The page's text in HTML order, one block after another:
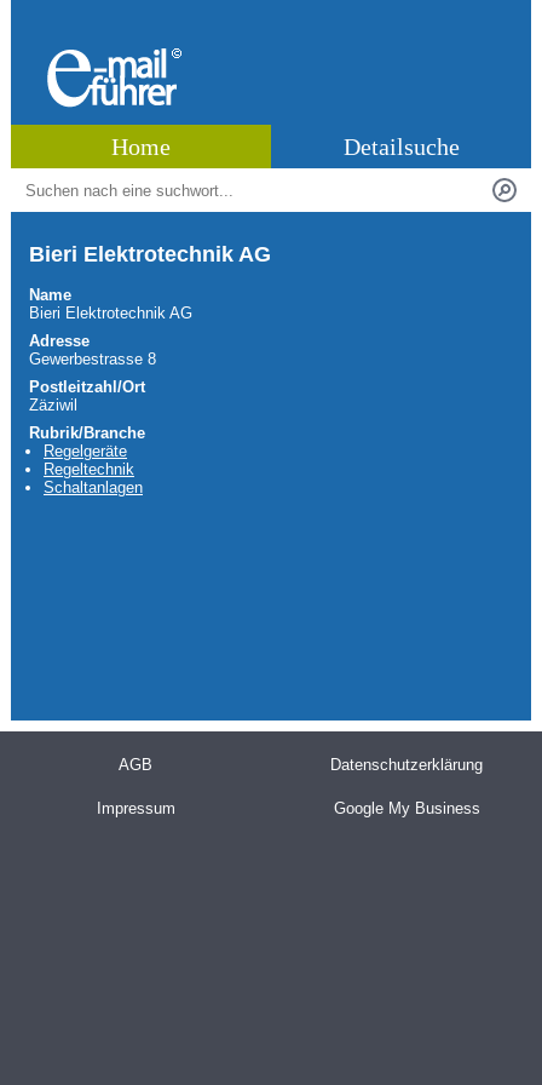
Home Detailsuche
Bieri Elektrotechnik AG
Name
Bieri Elektrotechnik AG
Adresse
Gewerbestrasse 8
Postleitzahl/Ort
Zäziwil
Rubrik/Branche
Regelgeräte
Regeltechnik
Schaltanlagen
AGB Datenschutzerklärung
Impressum Google My Business